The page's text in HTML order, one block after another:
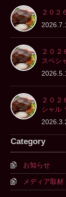
２０２
２０２
スペシ
２０２
シャル
Category
お知らせ
メディア取材